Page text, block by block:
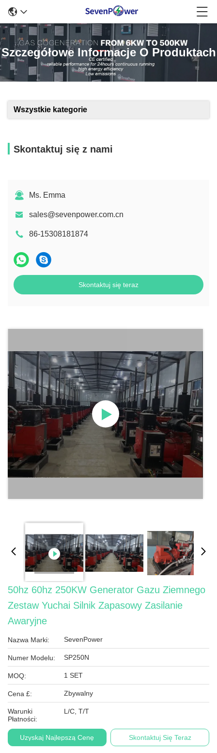
Szczegółowe Informacje O Produktach
Wszystkie kategorie
Skontaktuj się z nami
Ms. Emma
sales@sevenpower.com.cn
86-15308181874
Skontaktuj się teraz
50hz 60hz 250KW Generator Gazu Ziemnego
Zestaw Yuchai Silnik Zapasowy Zasilanie
Awaryjne
Nazwa Marki: SevenPower
Numer Modelu: SP250N
MOQ: 1 SET
Cena £: Zbywalny
Warunki
Płatności:
L/C, T/T
Uzyskaj Najlepszą Cenę Skontaktuj Się Teraz